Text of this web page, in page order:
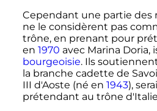
Cependant une partie des
ne le considèrent pas
trône, en prenant pour
en 1970 avec Marina Doria,
bourgeoisie. Ils
la branche cadette de
III d'Aoste (né en 1943),
prétendant au trône